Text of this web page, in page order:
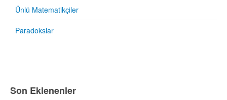
Ünlü Matematikçiler
Paradokslar
Son Eklenenler